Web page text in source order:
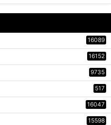
16089
16152
9735
517
16047
15598